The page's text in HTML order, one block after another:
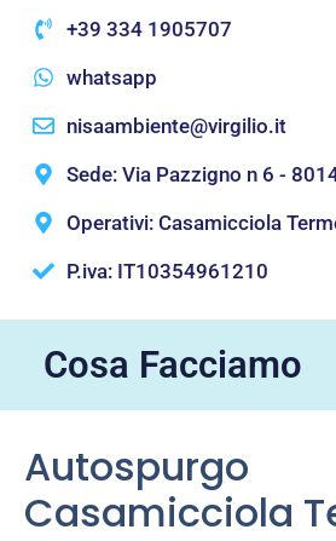
+39 334 1905707
whatsapp
nisaambiente@virgilio.it
Sede: Via Pazzigno n 6 -
Operativi: Casamicciola
P.iva: IT10354961210
Cosa Facciamo
Casamicciola